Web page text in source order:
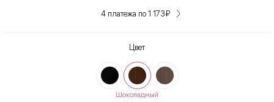
4 платежа по 1 173₽
Цвет
Шоколадный